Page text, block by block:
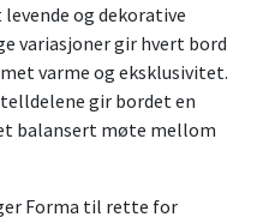
og dekorative
variasjoner gir hvert bord
varme og eksklusivitet.
gir bordet en
balansert møte mellom
Forma til rette for